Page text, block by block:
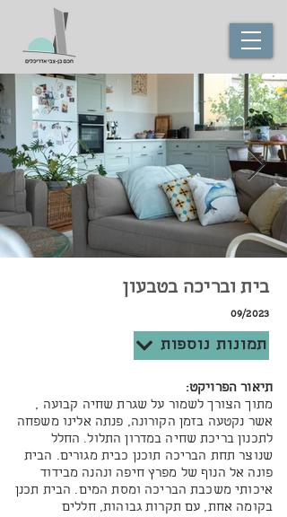
בית ובריכה בטבעון
09/2023
תמונות נוספות
תיאור הפרויקט:
מתוך הצורך לשמור על שגרת שחיה קבועה ,
אשר נקטעה בזמן הקורונה, פנתה אלינו משפחה
לתכנון בריכת שחיה במדרון התלול. החלל
שנוצר תחת הבריכה תוכנן כבית מגורים. הבית
פונה אל הנוף של מפרץ חיפה ונהנה מבידוד
איכותי משכבת הבריכה ומסת המים. הבית תכנן
בקומה אחת, עם תקרות גבוהות, חללים